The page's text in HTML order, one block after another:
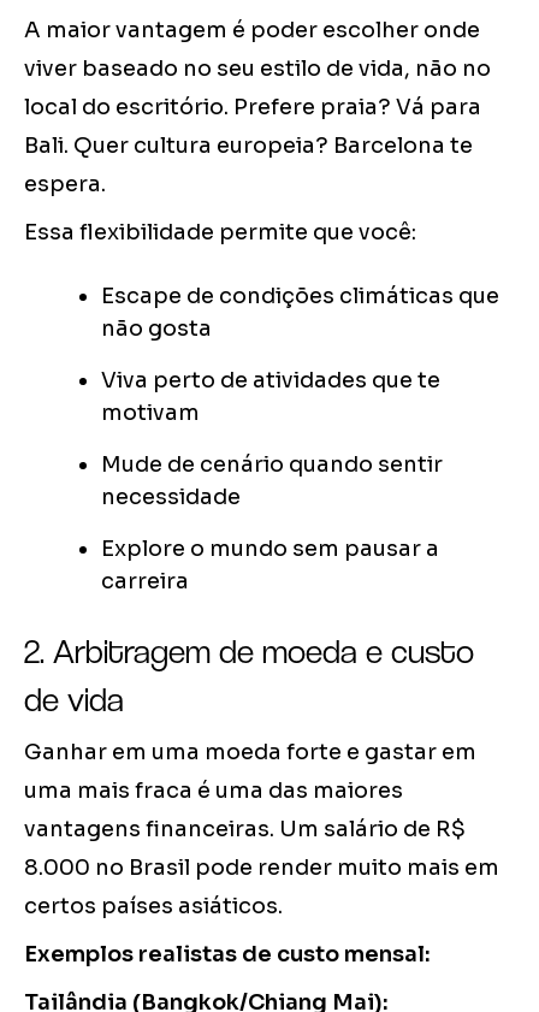
A maior vantagem é poder escolher onde
viver baseado no seu estilo de vida, não no
local do escritório. Prefere praia? Vá para
Bali. Quer cultura europeia? Barcelona te
espera.
Essa flexibilidade permite que você:
Escape de condições climáticas que
não gosta
Viva perto de atividades que te
motivam
Mude de cenário quando sentir
necessidade
Explore o mundo sem pausar a
carreira
2. Arbitragem de moeda e custo
de vida
Ganhar em uma moeda forte e gastar em
uma mais fraca é uma das maiores
vantagens financeiras. Um salário de R$
8.000 no Brasil pode render muito mais em
certos países asiáticos.
Exemplos realistas de custo mensal:
Tailândia (Bangkok/Chiang Mai):